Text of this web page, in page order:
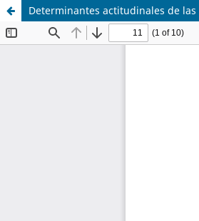
Determinantes actitudinales de